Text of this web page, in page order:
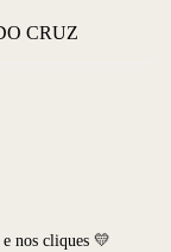
CRUZ
nos cliques 💛